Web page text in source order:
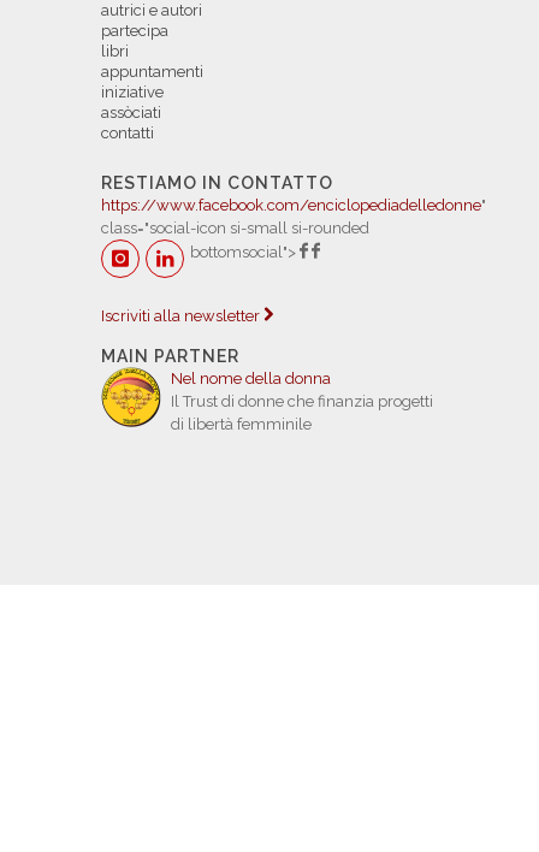
autrici e autori
partecipa
libri
appuntamenti
iniziative
assòciati
contatti
RESTIAMO IN CONTATTO
https://www.facebook.com/enciclopediadelledonne"
class="social-icon si-small si-rounded
bottomsocial">
Iscriviti alla newsletter
MAIN PARTNER
Nel nome della donna
Il Trust di donne che finanzia progetti
di libertà femminile